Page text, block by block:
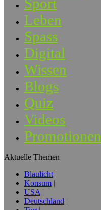
Leben
Spass
Digital
Wissen
Blogs
Quiz
Videos
Promotionen
Aktuelle Themen
Blaulicht
Konsum
USA
Deutschland